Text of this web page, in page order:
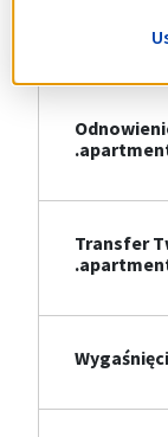
Transfer